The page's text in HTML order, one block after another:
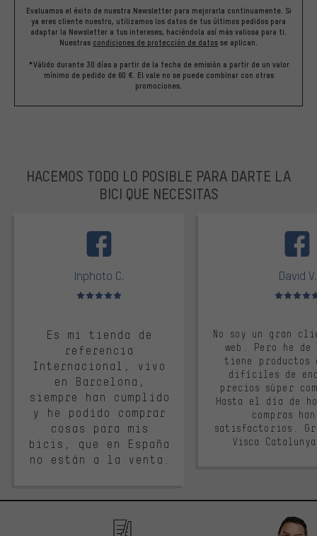
Evaluamos el éxito de nuestra Newsletter para mejorarla continuamente. Si
ya eres cliente nuestro, utilizamos los datos de tus últimos pedidos para
adaptar la Newsletter a tus intereses, haciéndola así más valiosa para ti.
Nuestras condiciones de protección de datos se aplican.
*Válido durante 30 días a partir de la fecha de emisión a partir de un valor
mínimo de pedido de 60 €. El vale no se puede combinar con otras
promociones.
HACEMOS TODO LO POSIBLE PARA DARTE LA
BICI QUE NECESITAS
Inphoto C.
Valoración media: 5 de 5
Es mi tienda de
referencia
Internacional, vivo
en Barcelona,
siempre han cumplido
y he podido comprar
cosas para mis
bicis, que en España
no están a la venta.
David V.
Valoración
No soy un gran
web. Pero he
tiene productos
difíciles de
precios súper
Hasta el día de
compras
satisfactorios.
Visca